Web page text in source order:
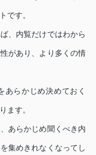
です。
、内覧だけではわから
があり、より多くの情
あらかじめ決めておく
ます。
あらかじめ聞くべき内
集めきれなくなってし